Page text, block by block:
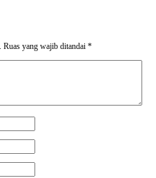
Ruas yang wajib ditandai *